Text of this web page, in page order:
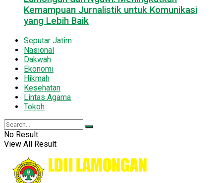
Kemampuan Jurnalistik untuk Komunikasi
yang Lebih Baik
Seputar Jatim
Nasional
Dakwah
Ekonomi
Hikmah
Kesehatan
Lintas Agama
Tokoh
No Result
View All Result